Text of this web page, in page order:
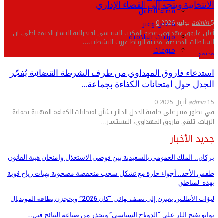
فضاء الطفل
قصص وعبر
مرئيات إسلامية
منوعات
الانتخابية ويتجه إلى القضاء الإداري
admin5 يوليو 2026 0
أعلن فاروق مهداوي، عضو المكتب السياسي لفيدرالية اليسار الديمقراطي، أن
السلطات المختصة بمدينة الرباط قررت التشطيب…
مجتمع
استدعاء فاروق المهداوي من طرف الشرطة القضائية يُفجّر
الجدل حول امتحانات الكفاءة بجماعة…
admin15 أبريل 2025 0
في تطور مثير على خلفية الجدل الدائر بشأن امتحانات الكفاءة المهنية بجماعة
الرباط، تلقى فاروق المهداوي، المستشار…
جديد الأخبار
بركان.. الملك العمومي بالسعيدية بين فوضى الاستغلال وامتحان هيبة القانون
طقس الأحد.. أجواء حارة مع تشكل سجب منخفضة مصحوبة بهبات رياح قوية
بهذه المناطق
لبؤات الأطلس يعبرن إلى نصف نهائي “كان 2026” ويحجزن بطاقة المونديال
بوانو يفتح النار على “الدوباج السياسي” ويحذر من صناعة النتائج قبل…